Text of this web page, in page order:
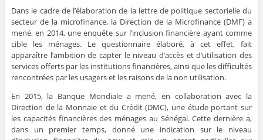
Dans le cadre de l’élaboration de la lettre de politique sectorielle du
secteur de la microfinance, la Direction de la Microfinance (DMF) a
mené, en 2014, une enquête sur l’inclusion financière ayant comme
cible les ménages. Le questionnaire élaboré, à cet effet, fait
apparaître l’ambition de capter le niveau d’accès et d’utilisation des
services offerts par les institutions financières, ainsi que les difficultés
rencontrées par les usagers et les raisons de la non utilisation.
En 2015, la Banque Mondiale a mené, en collaboration avec la
Direction de la Monnaie et du Crédit (DMC), une étude portant sur
les capacités financières des ménages au Sénégal. Cette dernière a,
dans un premier temps, donné une indication sur le niveau